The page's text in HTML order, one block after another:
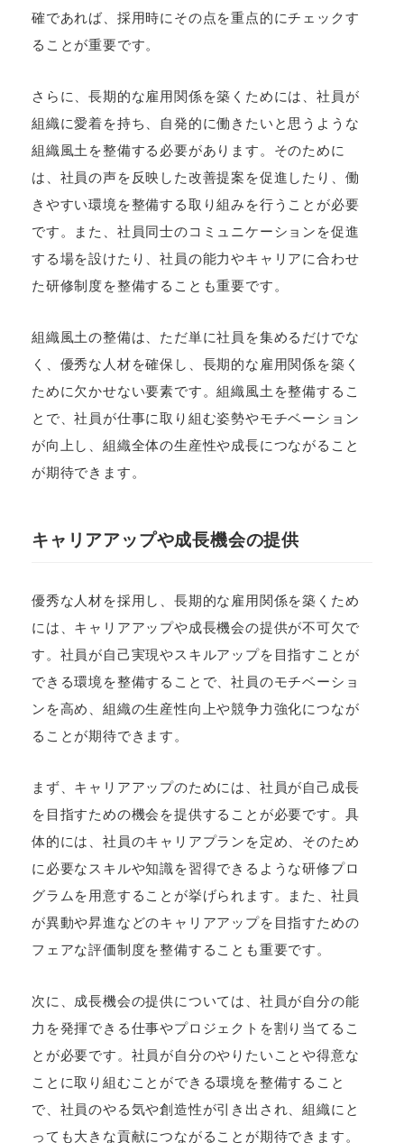
確であれば、採用時にその点を重点的にチェックす
ることが重要です。
さらに、長期的な雇用関係を築くためには、社員が
組織に愛着を持ち、自発的に働きたいと思うような
組織風土を整備する必要があります。そのために
は、社員の声を反映した改善提案を促進したり、働
きやすい環境を整備する取り組みを行うことが必要
です。また、社員同士のコミュニケーションを促進
する場を設けたり、社員の能力やキャリアに合わせ
た研修制度を整備することも重要です。
組織風土の整備は、ただ単に社員を集めるだけでな
く、優秀な人材を確保し、長期的な雇用関係を築く
ために欠かせない要素です。組織風土を整備するこ
とで、社員が仕事に取り組む姿勢やモチベーション
が向上し、組織全体の生産性や成長につながること
が期待できます。
キャリアアップや成長機会の提供
優秀な人材を採用し、長期的な雇用関係を築くため
には、キャリアアップや成長機会の提供が不可欠で
す。社員が自己実現やスキルアップを目指すことが
できる環境を整備することで、社員のモチベーショ
ンを高め、組織の生産性向上や競争力強化につなが
ることが期待できます。
まず、キャリアアップのためには、社員が自己成長
を目指すための機会を提供することが必要です。具
体的には、社員のキャリアプランを定め、そのため
に必要なスキルや知識を習得できるような研修プロ
グラムを用意することが挙げられます。また、社員
が異動や昇進などのキャリアアップを目指すための
フェアな評価制度を整備することも重要です。
次に、成長機会の提供については、社員が自分の能
力を発揮できる仕事やプロジェクトを割り当てるこ
とが必要です。社員が自分のやりたいことや得意な
ことに取り組むことができる環境を整備すること
で、社員のやる気や創造性が引き出され、組織にと
っても大きな貢献につながることが期待できます。